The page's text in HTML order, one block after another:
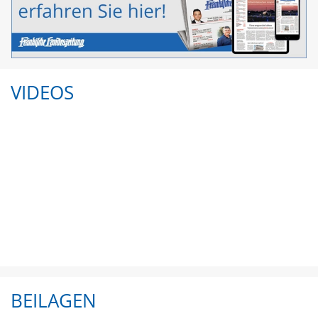
VIDEOS
BEILAGEN